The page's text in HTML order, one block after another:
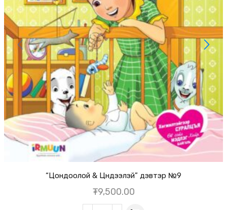
“Цондоолой & Цүндээлэй” дэвтэр №9
₮9,500.00